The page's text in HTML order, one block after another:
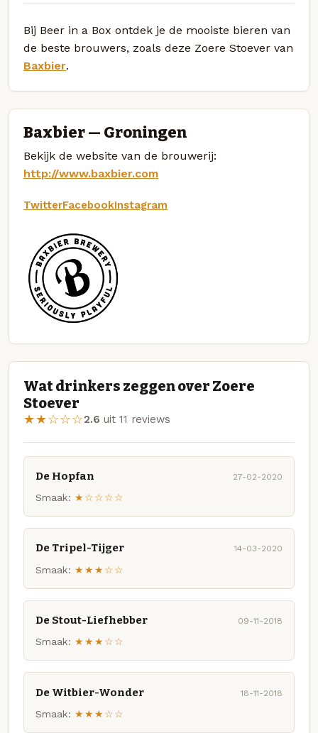
Bij Beer in a Box ontdek je de mooiste bieren van
de beste brouwers, zoals deze Zoere Stoever van
Baxbier.
Baxbier — Groningen
Bekijk de website van de brouwerij:
http://www.baxbier.com
TwitterFacebookInstagram
Wat drinkers zeggen over Zoere
Stoever
★★☆☆☆2.6 uit 11 reviews
De Hopfan 27-02-2020
Smaak: ★☆☆☆☆
De Tripel-Tijger 14-03-2020
Smaak: ★★★☆☆
De Stout-Liefhebber 09-11-2018
Smaak: ★★★☆☆
De Witbier-Wonder 18-11-2018
Smaak: ★★★☆☆